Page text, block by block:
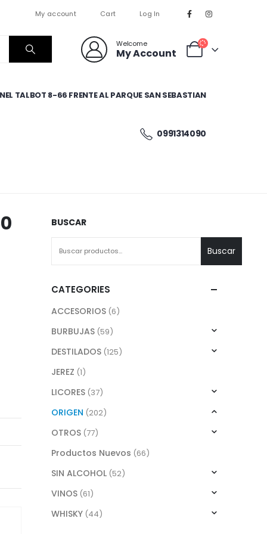
My account Cart Log In
Welcome
My Account
TALBOT 8-66 FRENTE AL PARQUE SAN SEBASTIAN
0991314090
BUSCAR
Buscar
CATEGORIES
ACCESORIOS (6)
BURBUJAS (59)
DESTILADOS (125)
JEREZ (1)
LICORES (37)
ORIGEN (202)
OTROS (77)
Productos Nuevos (66)
SIN ALCOHOL (52)
VINOS (61)
WHISKY (44)